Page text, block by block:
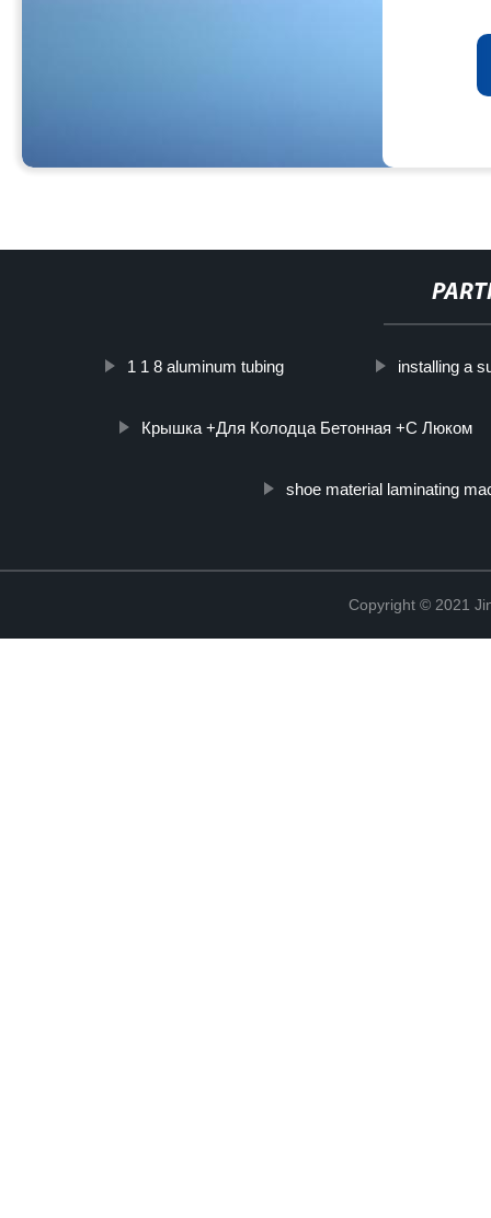
1 1 8 aluminum tubing installing a
Крышка +Для Колодца Бетонная +С Люком
shoe material laminating
Copyright © 2021